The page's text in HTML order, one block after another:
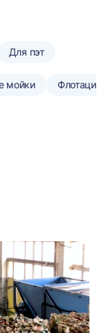
Для пэт
мойки